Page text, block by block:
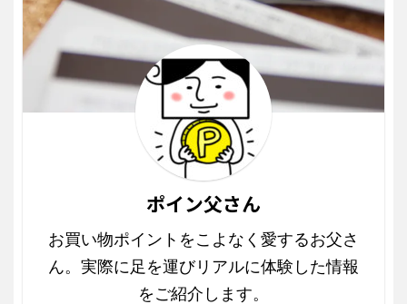
ポイン父さん
お買い物ポイントをこよなく愛するお父さ
ん。実際に足を運びリアルに体験した情報
をご紹介します。